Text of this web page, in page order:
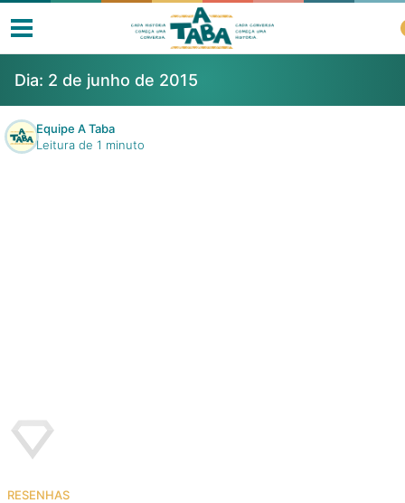
Livros
Na família
Dia: 2 de junho de 2015
Equipe A Taba
Leitura de 1 minuto
RESENHAS